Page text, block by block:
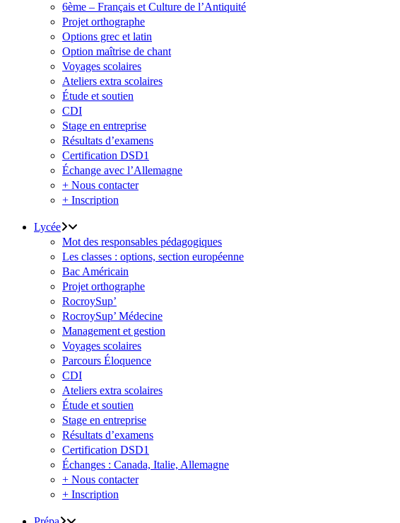
6ème – Français et Culture de l’Antiquité
Projet orthographe
Options grec et latin
Option maîtrise de chant
Voyages scolaires
Ateliers extra scolaires
Étude et soutien
CDI
Stage en entreprise
Résultats d’examens
Certification DSD1
Échange avec l’Allemagne
+ Nous contacter
+ Inscription
Lycée
Mot des responsables pédagogiques
Les classes : options, section européenne
Bac Américain
Projet orthographe
RocroySup’
RocroySup’ Médecine
Management et gestion
Voyages scolaires
Parcours Éloquence
CDI
Ateliers extra scolaires
Étude et soutien
Stage en entreprise
Résultats d’examens
Certification DSD1
Échanges : Canada, Italie, Allemagne
+ Nous contacter
+ Inscription